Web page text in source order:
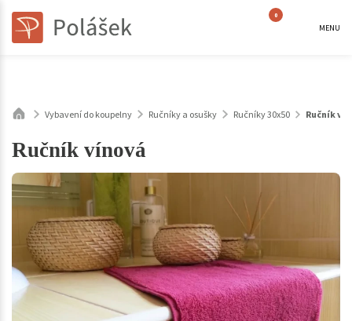
0
MENU
Vybavení do koupelny Ručníky a osušky Ručníky 30x50 Ručník
Ručník vínová